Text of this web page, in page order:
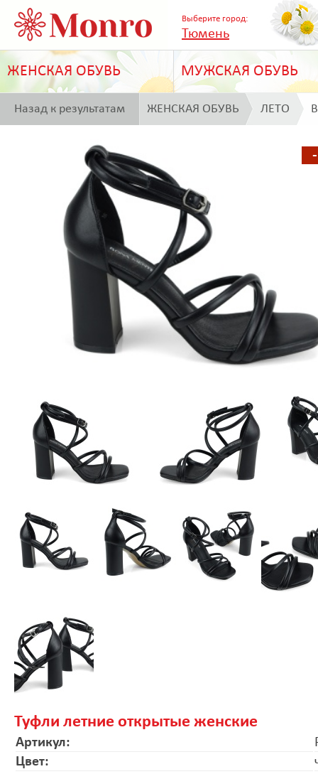
Выберите город:
Тюмень
ЖЕНСКАЯ ОБУВЬ МУЖСКАЯ ОБУВЬ
Назад к результатам ЖЕНСКАЯ ОБУВЬ ЛЕТО
Туфли летние открытые женские
Артикул:
Цвет: